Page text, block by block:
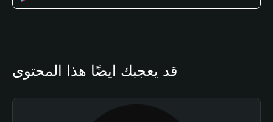
قد يعجبك أيضًا هذا المحتوى